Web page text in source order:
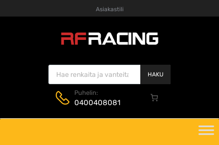
Asiakastili
Products search
HAKU
Puhelin:
0400408081